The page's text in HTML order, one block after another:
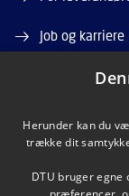
Job og karriere
Ledige
Herunder kan du
trække dit
DTU bruger